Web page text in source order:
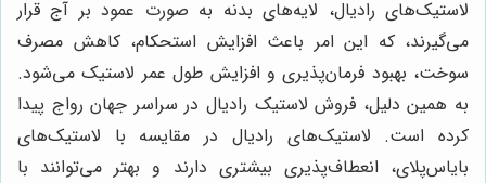
لاستیک‌های رادیال، لایه‌های بدنه به صورت عمود بر آج قرار
می‌گیرند، که این امر باعث افزایش استحکام، کاهش مصرف
سوخت، بهبود فرمان‌پذیری و افزایش طول عمر لاستیک می‌شود.
به همین دلیل، فروش لاستیک رادیال در سراسر جهان رواج پیدا
کرده است. لاستیک‌های رادیال در مقایسه با لاستیک‌های
بایاس‌پلای، انعطاف‌پذیری بیشتری دارند و بهتر می‌توانند با